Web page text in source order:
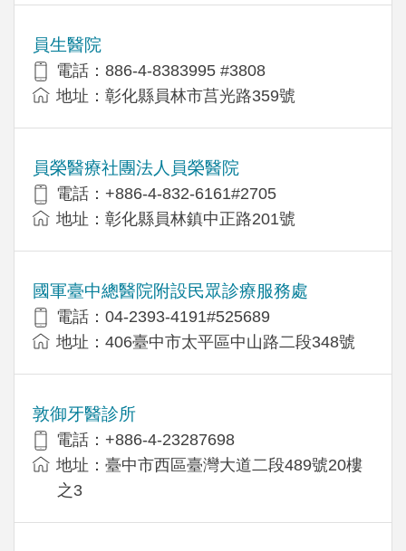
員生醫院
電話：886-4-8383995 #3808
地址：彰化縣員林市莒光路359號
員榮醫療社團法人員榮醫院
電話：+886-4-832-6161#2705
地址：彰化縣員林鎮中正路201號
國軍臺中總醫院附設民眾診療服務處
電話：04-2393-4191#525689
地址：406臺中市太平區中山路二段348號
敦御牙醫診所
電話：+886-4-23287698
地址：臺中市西區臺灣大道二段489號20樓
之3